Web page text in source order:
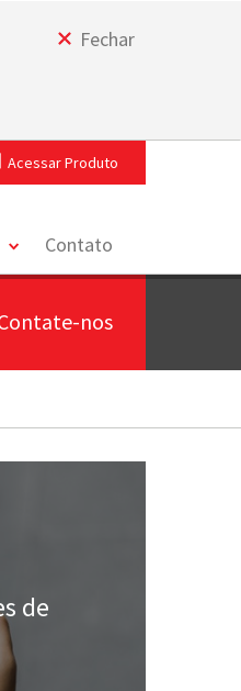
Fechar
Acessar Produto
toggleContato
nos
de